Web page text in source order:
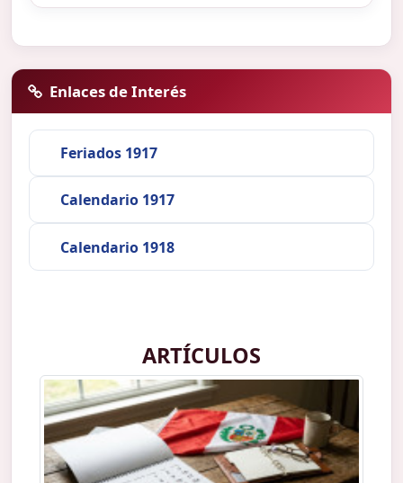
Enlaces de Interés
Feriados 1917
Calendario 1917
Calendario 1918
ARTÍCULOS